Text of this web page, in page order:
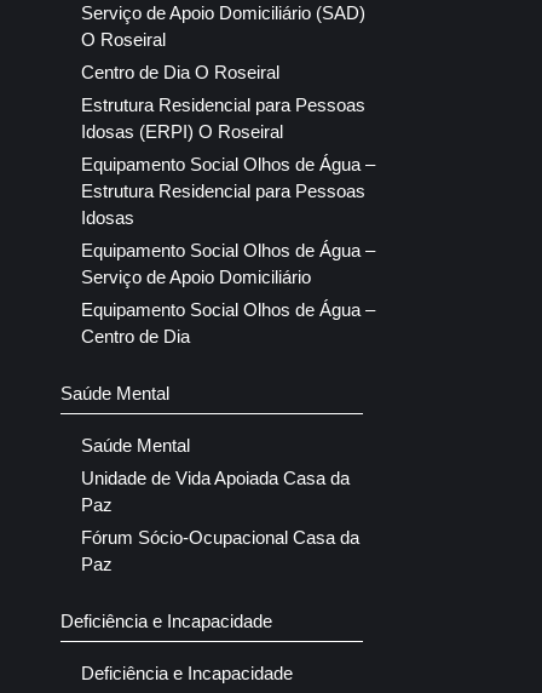
Serviço de Apoio Domiciliário (SAD)
O Roseiral
Centro de Dia O Roseiral
Estrutura Residencial para Pessoas
Idosas (ERPI) O Roseiral
Equipamento Social Olhos de Água –
Estrutura Residencial para Pessoas
Idosas
Equipamento Social Olhos de Água –
Serviço de Apoio Domiciliário
Equipamento Social Olhos de Água –
Centro de Dia
Saúde Mental
Saúde Mental
Unidade de Vida Apoiada Casa da
Paz
Fórum Sócio-Ocupacional Casa da
Paz
Deficiência e Incapacidade
Deficiência e Incapacidade